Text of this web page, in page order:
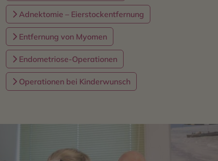
Adnektomie – Eierstockentfernung
Entfernung von Myomen
Endometriose-Operationen
Operationen bei Kinderwunsch